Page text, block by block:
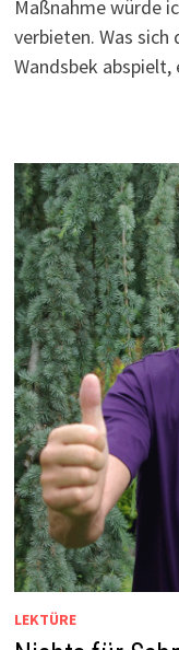
Maßnahme würde
verbieten. Was sich
Wandsbek
LEKTÜRE